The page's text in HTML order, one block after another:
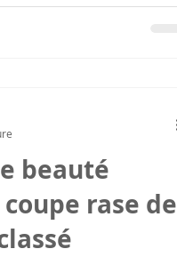
beauté
rase de